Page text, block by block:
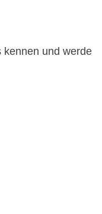
kennen und werde